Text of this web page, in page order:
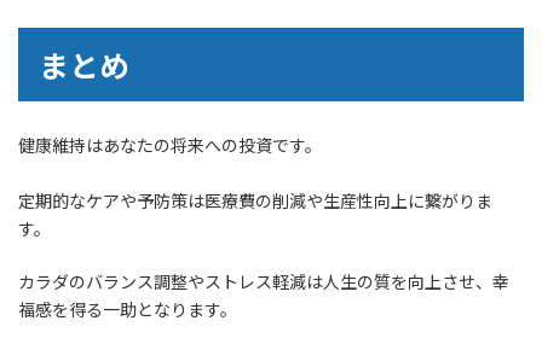
まとめ
健康維持はあなたの将来への投資です。
定期的なケアや予防策は医療費の削減や生産性向上に繋がりま
す。
カラダのバランス調整やストレス軽減は人生の質を向上させ、幸
福感を得る一助となります。